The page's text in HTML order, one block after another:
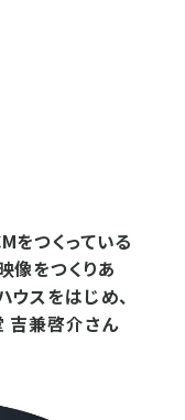
をつくっている
像をつくりあ
ウスをはじめ、
吉兼啓介さん